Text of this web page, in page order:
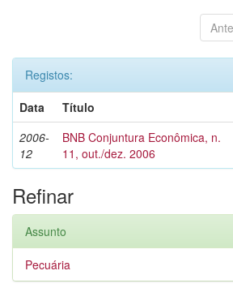
Registos:
Data
Título
2006-
12
BNB Conjuntura Econômica, n.
11, out./dez. 2006
Refinar
Assunto
Pecuária